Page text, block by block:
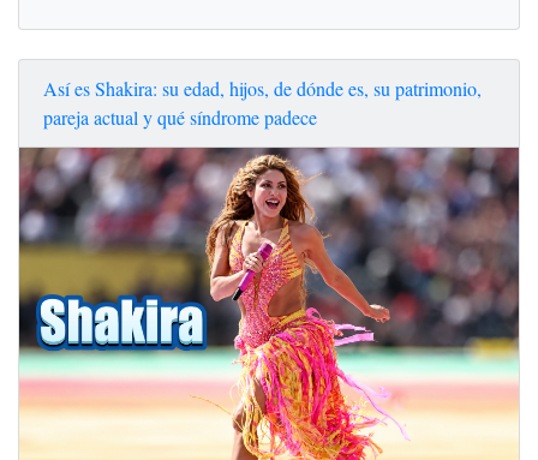
Así es Shakira: su edad, hijos, de dónde es, su patrimonio,
pareja actual y qué síndrome padece